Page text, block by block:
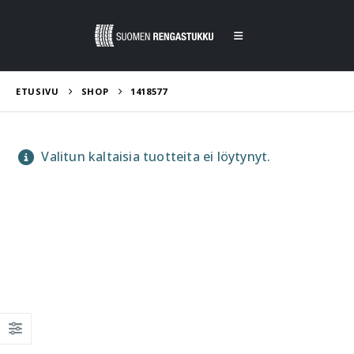
ETUSIVU SHOP 1418577
Valitun kaltaisia tuotteita ei löytynyt.